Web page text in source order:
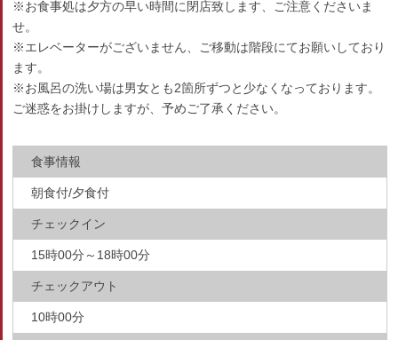
※お食事処は夕方の早い時間に閉店致します、ご注意くださいま
せ。
※エレベーターがございません、ご移動は階段にてお願いしており
ます。
※お風呂の洗い場は男女とも2箇所ずつと少なくなっております。
ご迷惑をお掛けしますが、予めご了承ください。
食事情報
朝食付/夕食付
チェックイン
15時00分～18時00分
チェックアウト
10時00分